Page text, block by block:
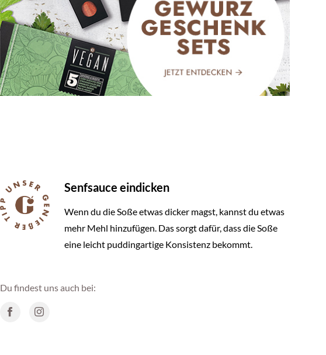
Senfsauce eindicken
Wenn du die Soße etwas dicker magst, kannst du etwas
mehr Mehl hinzufügen. Das sorgt dafür, dass die Soße
eine leicht puddingartige Konsistenz bekommt.
Du findest uns auch bei: